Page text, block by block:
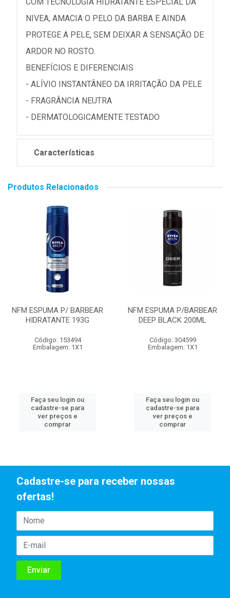
NIVEA, AMACIA O PELO DA BARBA E AINDA
PROTEGE A PELE, SEM DEIXAR A SENSAÇÃO DE
ARDOR NO ROSTO.
BENEFÍCIOS E DIFERENCIAIS
- ALÍVIO INSTANTÂNEO DA IRRITAÇÃO DA PELE
- FRAGRÂNCIA NEUTRA
- DERMATOLOGICAMENTE TESTADO
Características
Produtos Relacionados
NFM ESPUMA P/ BARBEAR
HIDRATANTE 193G
Código: 153494
Embalagem: 1X1
Faça seu login ou
cadastre-se para
ver preços e
comprar
NFM ESPUMA P/BARBEAR
DEEP BLACK 200ML
Código: 304599
Embalagem: 1X1
Faça seu login ou
cadastre-se para
ver preços e
comprar
Cadastre-se para receber nossas
ofertas!